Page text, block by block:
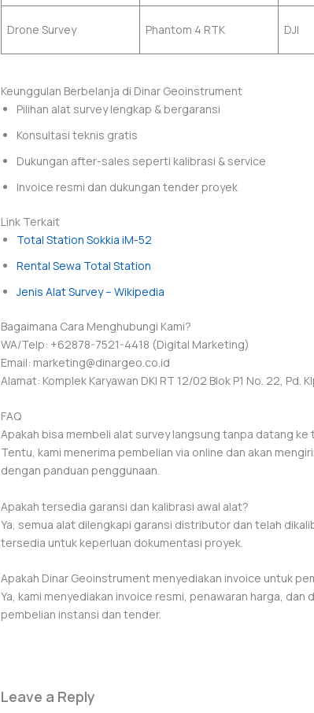
Drone Survey Phantom 4 RTK DJI
Keunggulan Berbelanja di Dinar Geoinstrument
Pilihan alat survey lengkap & bergaransi
Konsultasi teknis gratis
Dukungan after-sales seperti kalibrasi & service
Invoice resmi dan dukungan tender proyek
Link Terkait
Total Station Sokkia iM-52
Rental Sewa Total Station
Jenis Alat Survey – Wikipedia
Bagaimana Cara Menghubungi Kami?
WA/Telp: +62878-7521-4418 (Digital Marketing)
Email: marketing@dinargeo.co.id
Alamat: Komplek Karyawan DKI RT 12/02 Blok P1 No. 22, Pd.
FAQ
Apakah bisa membeli alat survey langsung tanpa datang ke
Tentu, kami menerima pembelian via online dan akan
dengan panduan penggunaan.
Apakah tersedia garansi dan kalibrasi awal alat?
Ya, semua alat dilengkapi garansi distributor dan telah
tersedia untuk keperluan dokumentasi proyek.
Apakah Dinar Geoinstrument menyediakan invoice untuk
Ya, kami menyediakan invoice resmi, penawaran harga,
pembelian instansi dan tender.
Leave a Reply